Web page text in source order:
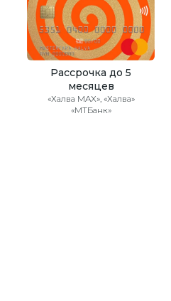
Рассрочка до 5
месяцев
«Халва MAX», «Халва»
«МТБанк»